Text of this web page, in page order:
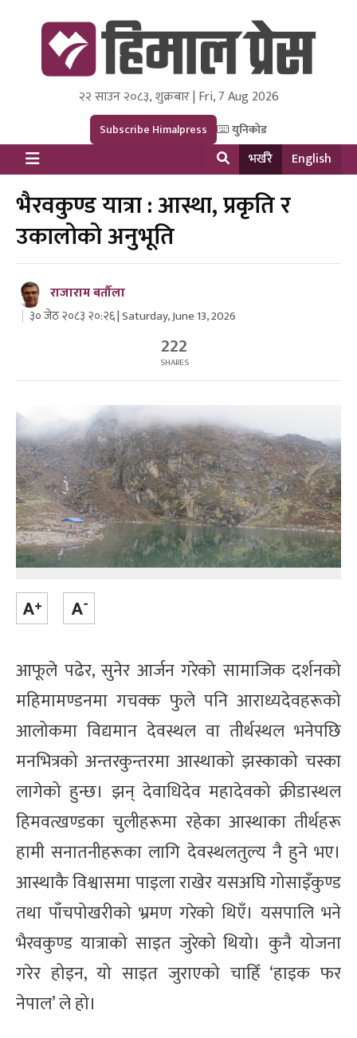
Himal Press
Dot NewsyNepal Media and Research Pvt Ltd.
२२ साउन २०८३, शुक्रबार | Fri, 7 Aug 2026
Subscribe Himalpress युनिकोड
भर्खरै English
भैरवकुण्ड यात्रा : आस्था, प्रकृति र
उकालोको अनुभूति
राजाराम बर्तौला
३० जेठ २०८३ २०:२६ | Saturday, June 13, 2026
222
SHARES
आफूले पढेर, सुनेर आर्जन गरेको सामाजिक दर्शनको
महिमामण्डनमा गचक्क फुले पनि आराध्यदेवहरूको
आलोकमा विद्यमान देवस्थल वा तीर्थस्थल भनेपछि
मनभित्रको अन्तरकुन्तरमा आस्थाको झस्काको चस्का
लागेको हुन्छ। झन् देवाधिदेव महादेवको क्रीडास्थल
हिमवत्खण्डका चुलीहरूमा रहेका आस्थाका तीर्थहरू
हामी सनातनीहरूका लागि देवस्थलतुल्य नै हुने भए।
आस्थाकै विश्वासमा पाइला राखेर यसअघि गोसाइँकुण्ड
तथा पाँचपोखरीको भ्रमण गरेको थिएँ। यसपालि भने
भैरवकुण्ड यात्राको साइत जुरेको थियो। कुनै योजना
गरेर होइन, यो साइत जुराएको चाहिँ ‘हाइक फर
नेपाल’ ले हो।